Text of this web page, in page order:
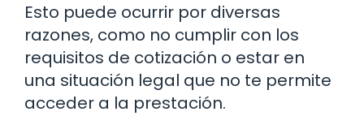
Esto puede ocurrir por diversas
razones, como no cumplir con los
requisitos de cotización o estar en
una situación legal que no te permite
acceder a la prestación.